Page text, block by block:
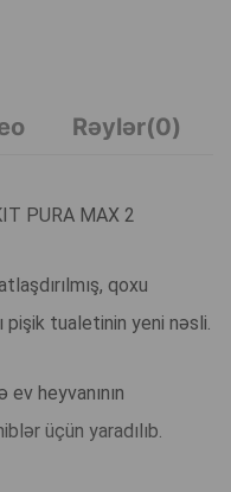
Rəylər(0)
PURA MAX 2
qoxu
pişik tualetinin yeni nəsli.
heyvanının
üçün yaradılıb.